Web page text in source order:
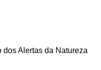
dos Alertas da Natureza